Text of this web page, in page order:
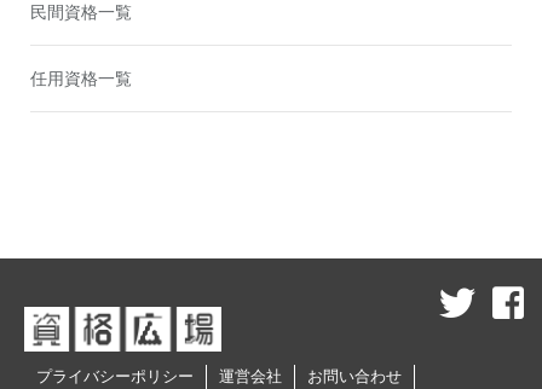
民間資格一覧
任用資格一覧
プライバシーポリシー 運営会社
お問い合わせ